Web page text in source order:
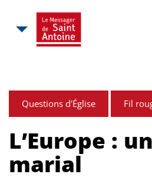
Questions d'Église Fil
L’Europe :
marial